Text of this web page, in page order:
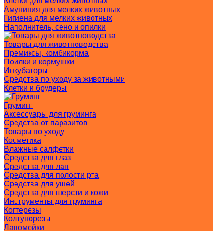
Амуниция для мелких животных
Гигиена для мелких животных
Наполнитель, сено и опилки
Товары для животноводства
Премиксы, комбикорма
Поилки и кормушки
Инкубаторы
Средства по уходу за животными
Клетки и брудеры
Груминг
Аксессуары для груминга
Средства от паразитов
Товары по уходу
Косметика
Влажные салфетки
Средства для глаз
Средства для лап
Средства для полости рта
Средства для ушей
Средства для шерсти и кожи
Инструменты для груминга
Когтерезы
Колтунорезы
Лапомойки